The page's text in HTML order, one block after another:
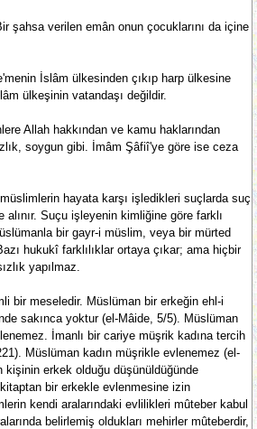
şahsa verilen emân onun çocuklarını da içine
İslâm ülkesinden çıkıp harp ülkesine
ülkeşinin vatandaşı değildir.
Allah hakkından ve kamu haklarından
soygun gibi. İmâm Şâfiî'ye göre ise ceza
hayata karşı işledikleri suçlarda suç
Suçu işleyenin kimliğine göre farklı
bir gayr-i müslim, veya bir mürted
hukukî farklılıklar ortaya çıkar; ama hiçbir
yapılmaz.
bir meseledir. Müslüman bir erkeğin ehl-i
sakınca yoktur (el-Mâide, 5/5). Müslüman
İmanlı bir cariye müşrik kadına tercih
Müslüman kadın müşrikle evlenemez (el-
kişinin erkek olduğu düşünüldüğünde
bir erkekle evlenmesine izin
kendi aralarındaki evlilikleri mûteber kabul
belirlemiş oldukları mehirler mûteberdir,